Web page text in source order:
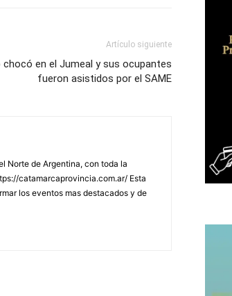
Artículo siguiente
chocó en el Jumeal y sus ocupantes
fueron asistidos por el SAME
Norte de Argentina, con toda la
catamarcaprovincia.com.ar/ Esta
los eventos mas destacados y de